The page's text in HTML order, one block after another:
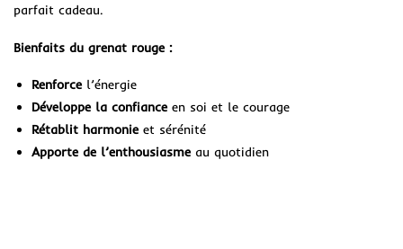
parfait cadeau.
Bienfaits du grenat rouge :
Renforce l’énergie
Développe la confiance en soi et le courage
Rétablit harmonie et sérénité
Apporte de l’enthousiasme au quotidien